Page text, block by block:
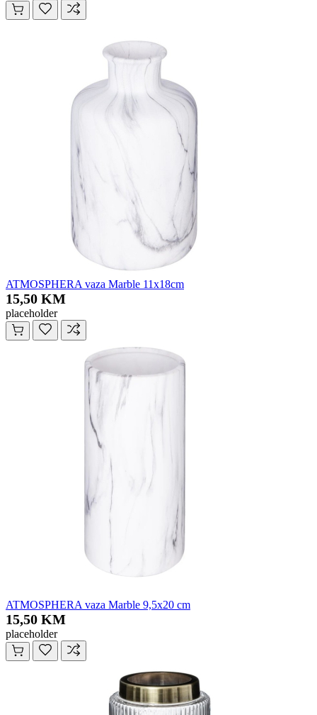
ATMOSPHERA vaza Marble 11x18cm
15,50 KM
placeholder
ATMOSPHERA vaza Marble 9,5x20 cm
15,50 KM
placeholder